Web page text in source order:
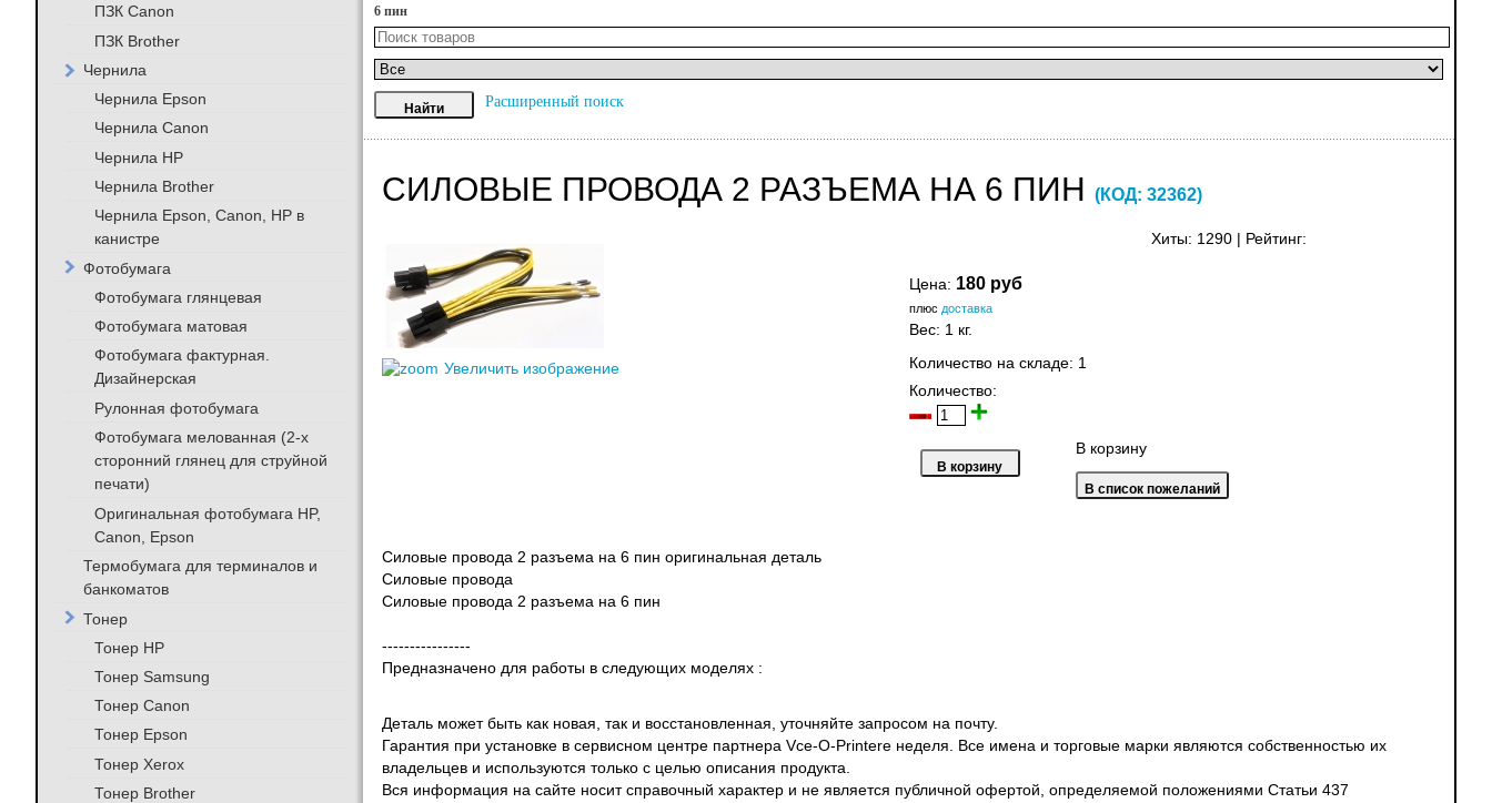
6 пин
Расширенный поиск
СИЛОВЫЕ ПРОВОДА 2 РАЗЪЕМА НА 6 ПИН (КОД: 32362)
Хиты: 1290 Рейтинг:
Увеличить изображение
Цена: 180 руб
плюс доставка
Вес: 1 кг.
Количество на складе: 1
Количество:
В корзину
Силовые провода 2 разъема на 6 пин оригинальная деталь
Силовые провода
Силовые провода 2 разъема на 6 пин
----------------
Предназначено для работы в следующих моделях :
Деталь может быть как новая, так и восстановленная, уточняйте запросом на почту.
Гарантия при установке в сервисном центре партнера Vce-O-Printere неделя. Все имена и торговые марки являются собственностью их
владельцев и используются только с целью описания продукта.
Вся информация на сайте носит справочный характер и не является публичной офертой, определяемой положениями Статьи 437
ПЗК Canon
ПЗК Brother
Чернила
Чернила Epson
Чернила Canon
Чернила HP
Чернила Brother
Чернила Epson, Canon, HP в
канистре
Фотобумага
Фотобумага глянцевая
Фотобумага матовая
Фотобумага фактурная.
Дизайнерская
Рулонная фотобумага
Фотобумага мелованная (2-х
сторонний глянец для струйной
печати)
Оригинальная фотобумага HP,
Canon, Epson
Термобумага для терминалов и
банкоматов
Тонер
Тонер HP
Тонер Samsung
Тонер Canon
Тонер Epson
Тонер Xerox
Тонер Brother